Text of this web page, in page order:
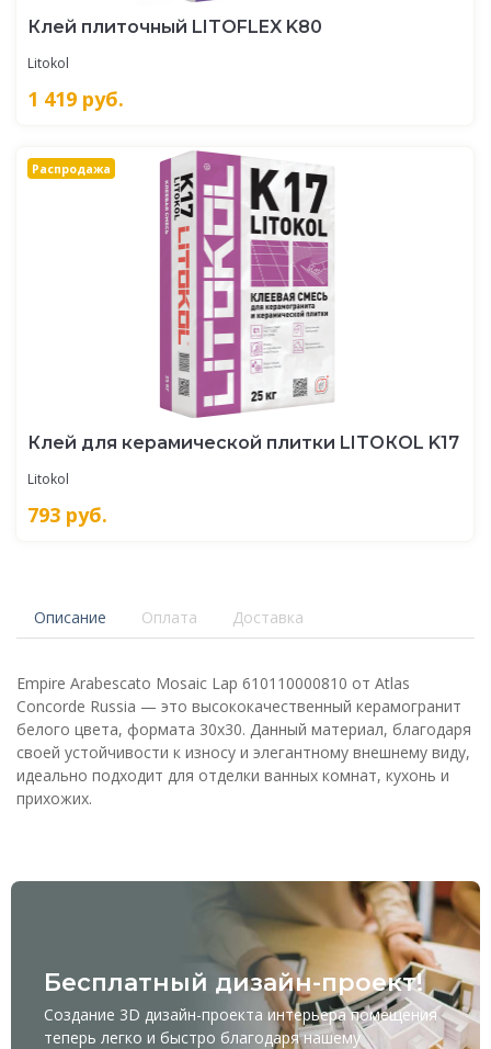
Клей плиточный LITOFLEX K80
Litokol
1 419 руб.
Распродажа
Клей для керамической плитки LITOКOL K17
Litokol
793 руб.
Описание Оплата Доставка
Empire Arabescato Mosaic Lap 610110000810 от Atlas
Concorde Russia — это высококачественный керамогранит
белого цвета, формата 30x30. Данный материал, благодаря
своей устойчивости к износу и элегантному внешнему виду,
идеально подходит для отделки ванных комнат, кухонь и
прихожих.
Бесплатный дизайн-проект!
Создание 3D дизайн-проекта интерьера помещения
теперь легко и быстро благодаря нашему